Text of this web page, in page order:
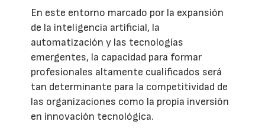
En este entorno marcado por la expansión
de la inteligencia artificial, la
automatización y las tecnologías
emergentes, la capacidad para formar
profesionales altamente cualificados será
tan determinante para la competitividad de
las organizaciones como la propia inversión
en innovación tecnológica.